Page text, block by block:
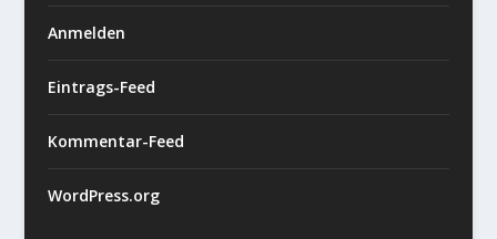
Anmelden
Eintrags-Feed
Kommentar-Feed
WordPress.org